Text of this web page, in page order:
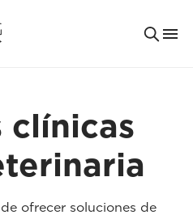
clínicas
ofrecer soluciones de